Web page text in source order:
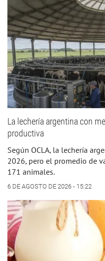
La lechería argentina con
productiva
Según OCLA, la lechería
2026, pero el promedio de
171 animales.
6 DE AGOSTO DE 2026 - 15:22